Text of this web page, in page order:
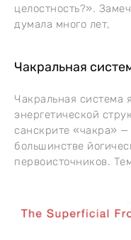
целостность?».
думала много лет,
Чакральная
Чакральная система
энергетической
санскрите «чакра»
большинстве
первоисточников.